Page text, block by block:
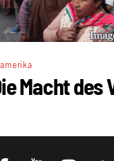
Macht des